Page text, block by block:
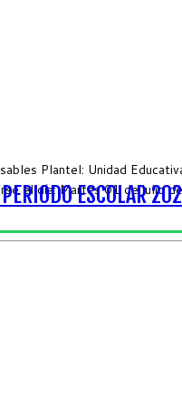
Plantel: Unidad
el día: Martes 01 de julio
ESCOLAR